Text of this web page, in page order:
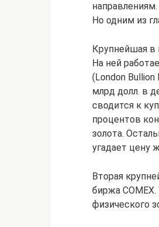
Но одним из
Крупнейшая в
На ней
(London
млрд долл. в
сводится к
процентов
золота.
угадает цену
Вторая
биржа
физического